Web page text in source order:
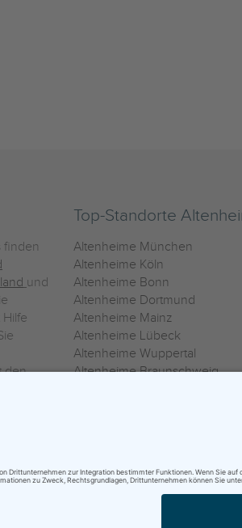
finden
und
den
Top-Standorte
Altenheime München
Altenheime Köln
Altenheime Bonn
Altenheime Dortmund
Altenheime Mainz
Altenheime Lübeck
Altenheime Wuppertal
Altenheime Braunschweig